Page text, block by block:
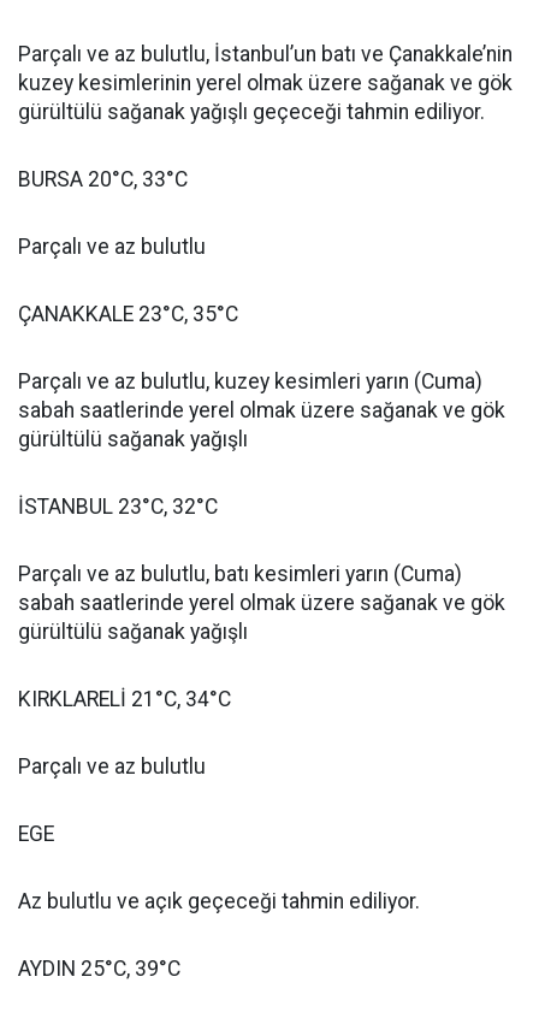
Parçalı ve az bulutlu, İstanbul’un batı ve Çanakkale’nin
kuzey kesimlerinin yerel olmak üzere sağanak ve gök
gürültülü sağanak yağışlı geçeceği tahmin ediliyor.
BURSA 20°C, 33°C
Parçalı ve az bulutlu
ÇANAKKALE 23°C, 35°C
Parçalı ve az bulutlu, kuzey kesimleri yarın (Cuma)
sabah saatlerinde yerel olmak üzere sağanak ve gök
gürültülü sağanak yağışlı
İSTANBUL 23°C, 32°C
Parçalı ve az bulutlu, batı kesimleri yarın (Cuma)
sabah saatlerinde yerel olmak üzere sağanak ve gök
gürültülü sağanak yağışlı
KIRKLARELİ 21°C, 34°C
Parçalı ve az bulutlu
EGE
Az bulutlu ve açık geçeceği tahmin ediliyor.
AYDIN 25°C, 39°C